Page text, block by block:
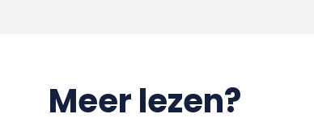
Meer lezen?